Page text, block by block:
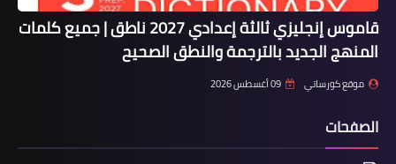
قاموس إنجليزي ثالثة إعدادي 2027 ناطق | جميع كلمات
المنهج الجديد بالترجمة والنطق الصحيح
موقع كورساتي 09 أغسطس 2026
الصفحات